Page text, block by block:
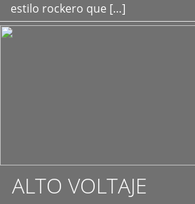
estilo rockero que […]
ALTO VOLTAJE